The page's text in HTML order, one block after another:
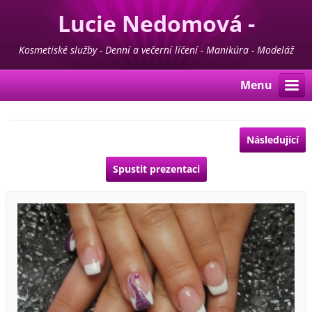
Lucie Nedomová -
Kosmetika - Manikúra -
Pedikúra
Kosmetiské služby - Denní a večerní líčení - Manikúra - Modeláž
nehtů - Pedikúra - Depilace - Prodej kosmetiky For Life & Madaga
Menu
Následující
Spustit prezentaci